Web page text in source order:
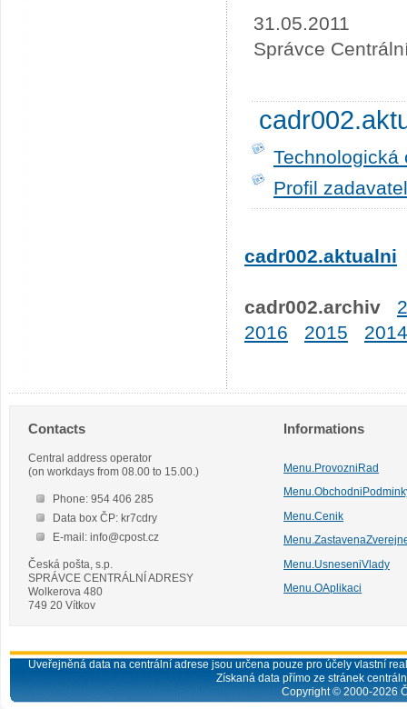
31.05.2011
Správce
Technologická
Profil
cadr002.aktualni
cadr002.archiv
2016
2015 2014
Contacts
Central address operator
(on workdays from 08.00 to 15.00.)
Phone: 954 406 285
Data box ČP: kr7cdry
E-mail: info@cpost.cz
Česká pošta, s.p.
SPRÁVCE CENTRÁLNÍ ADRESY
Wolkerova 480
749 20 Vítkov
Informations
Menu.ProvozniRad
Menu.Cenik
Menu.UsneseniVlady
Menu.OAplikaci
Uveřejněná data na centrální adrese jsou určena pouze pro účely vlastní
Získaná data přímo ze stránek
Copyright © 2000-2026